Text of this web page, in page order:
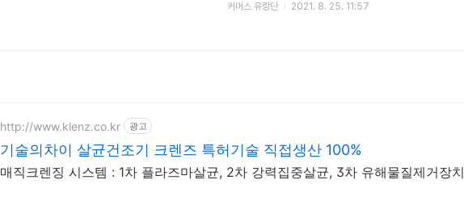
커머스 유랑단 2021. 8. 25. 11:57
http://www.klenz.co.kr 광고
기술의차이 살균건조기 크렌즈 특허기술 직접생산 100%
매직크렌징 시스템 : 1차 플라즈마살균, 2차 강력집중살균, 3차 유해물질제거장치